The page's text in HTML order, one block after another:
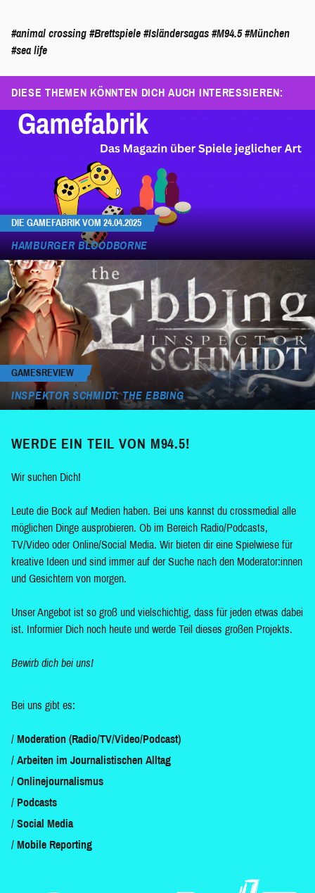
#animal crossing #Brettspiele #Isländersagas #M94.5 #München
#sea life
DIESE THEMEN KÖNNTEN DICH AUCH INTERESSIEREN:
DIE GAMEFABRIK VOM 24.04.2025
HAMBURGER BLOODBORNE
GAMESREVIEW
INSPEKTOR SCHMIDT: THE EBBING
WERDE EIN TEIL VON M94.5!
Wir suchen Dich!
Leute die Bock auf Medien haben. Bei uns kannst du crossmedial alle
möglichen Dinge ausprobieren. Ob im Bereich Radio/Podcasts,
TV/Video oder Online/Social Media. Wir bieten dir eine Spielwiese für
kreative Ideen und sind immer auf der Suche nach den Moderator:innen
und Gesichtern von morgen.
Unser Angebot ist so groß und vielschichtig, dass für jeden etwas dabei
ist. Informier Dich noch heute und werde Teil dieses großen Projekts.
Bewirb dich bei uns!
Bei uns gibt es:
Moderation (Radio/TV/Video/Podcast)
Arbeiten im Journalistischen Alltag
Onlinejournalismus
Podcasts
Social Media
Mobile Reporting